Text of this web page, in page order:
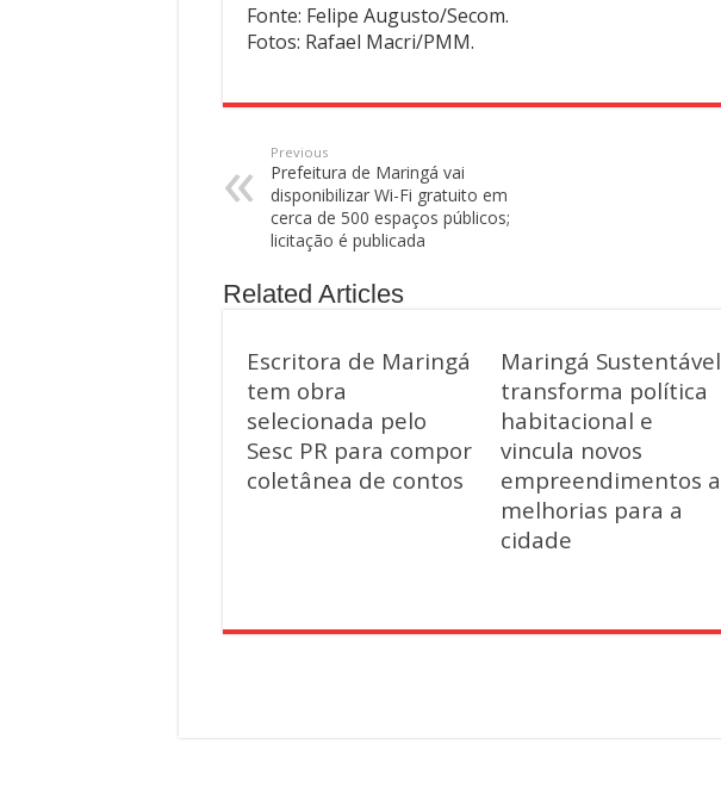
Fonte: Felipe Augusto/Secom.
Fotos: Rafael Macri/PMM.
Previous
Prefeitura de Maringá vai
disponibilizar Wi-Fi gratuito em
cerca de 500 espaços públicos;
licitação é publicada
Related Articles
Escritora de Maringá
tem obra
selecionada pelo
Sesc PR para compor
coletânea de contos
Maringá Sustentável
transforma política
habitacional e
vincula novos
empreendimentos a
melhorias para a
cidade